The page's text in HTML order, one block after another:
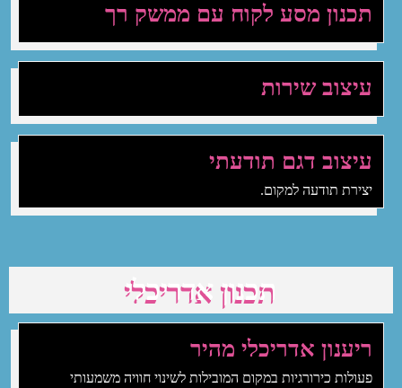
תכנון מסע לקוח עם ממשק רך
עיצוב שירות
עיצוב דגם תודעתי
יצירת תודעה למקום.
תכנון אדריכלי
ריענון אדריכלי מהיר
פעולות כירורגיות במקום המובילות לשינוי חוויה משמעותי